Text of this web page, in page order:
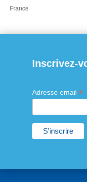
France
Inscrivez-
Adresse email *